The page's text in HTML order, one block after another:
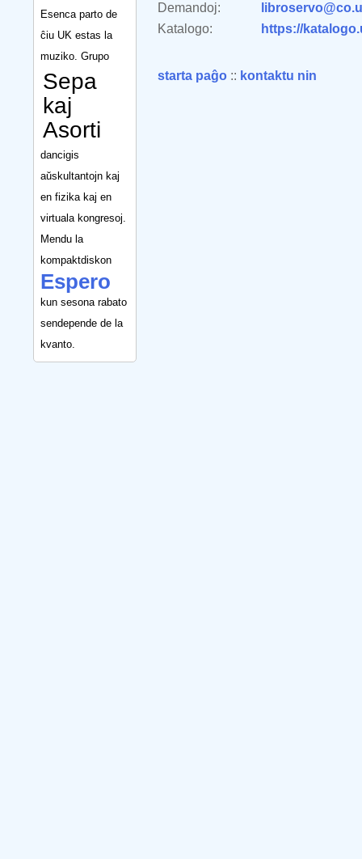
Esenca parto de
ĉiu UK estas la
muziko. Grupo
Sepa
kaj
Asorti
dancigis
aŭskultantojn kaj
en fizika kaj en
virtuala kongresoj.
Mendu la
kompaktdiskon
Espero
kun sesona rabato
sendepende de la
kvanto.
Demandoj:
Katalogo:
https://
starta paĝo :: kontaktu nin